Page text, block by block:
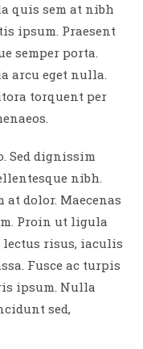
quis sem at nibh
ipsum. Praesent
semper porta.
arcu eget nulla.
torquent per
Sed dignissim
nibh.
at dolor. Maecenas
Proin ut ligula
risus, iaculis
Fusce ac turpis
ipsum. Nulla
sed,